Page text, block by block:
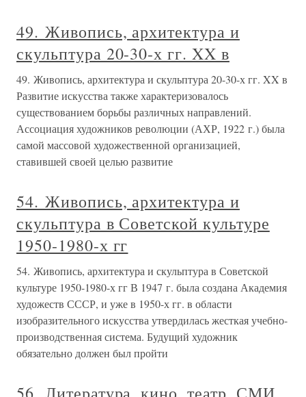
49. Живопись, архитектура и
скульптура 20-30-х гг. XX в
49. Живопись, архитектура и скульптура 20-30-х гг. XX в
Развитие искусства также характеризовалось
существованием борьбы различных направлений.
Ассоциация художников революции (АХР, 1922 г.) была
самой массовой художественной организацией,
ставившей своей целью развитие
54. Живопись, архитектура и
скульптура в Советской культуре
1950-1980-х гг
54. Живопись, архитектура и скульптура в Советской
культуре 1950-1980-х гг В 1947 г. была создана Академия
художеств СССР, и уже в 1950-х гг. в области
изобразительного искусства утвердилась жесткая учебно-
производственная система. Будущий художник
обязательно должен был пройти